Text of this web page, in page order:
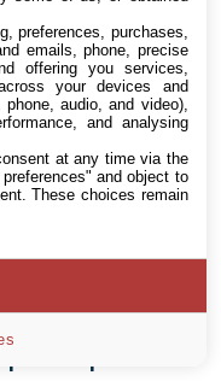
chinois de
affiche une
de plus de
à 18 ans morts par
pour responsables
preferences, purchases,
emails, phone, precise
offering you services,
your devices and
audio, and video),
and analysing
at any time via the
and object to
These choices remain